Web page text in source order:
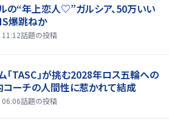
の“年上恋人♡”ガルシア、50万いい
爆跳ねか
話題の投稿
「TASC」が挑む2028年ロス五輪への
コーチの人間性に惹かれて結成
話題の投稿